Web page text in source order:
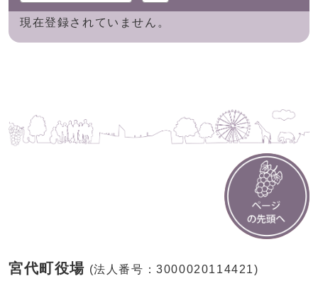
現在登録されていません。
宮代町役場 (法人番号：3000020114421)